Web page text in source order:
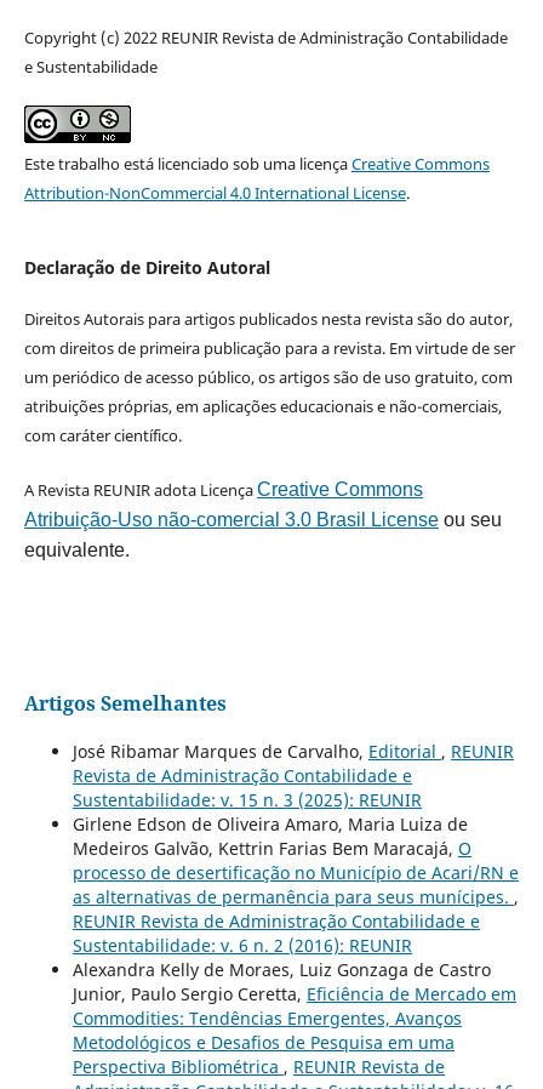
Copyright (c) 2022 REUNIR Revista de Administração Contabilidade
e Sustentabilidade
Este trabalho está licenciado sob uma licençaCreative Commons
Attribution-NonCommercial 4.0 International License.
Declaração de Direito Autoral
Direitos Autorais para artigos publicados nesta revista são do autor,
com direitos de primeira publicação para a revista. Em virtude de ser
um periódico de acesso público, os artigos são de uso gratuito, com
atribuições próprias, em aplicações educacionais e não-comerciais,
com caráter científico.
A Revista REUNIR adota LicençaCreative Commons
Atribuição-Uso não-comercial 3.0 Brasil Licenseou seu
equivalente.
Artigos Semelhantes
José Ribamar Marques de Carvalho, Editorial , REUNIR
Revista de Administração Contabilidade e
Sustentabilidade: v. 15 n. 3 (2025): REUNIR
Girlene Edson de Oliveira Amaro, Maria Luiza de
Medeiros Galvão, Kettrin Farias Bem Maracajá, O
processo de desertificação no Município de Acari/RN e
as alternativas de permanência para seus munícipes. ,
REUNIR Revista de Administração Contabilidade e
Sustentabilidade: v. 6 n. 2 (2016): REUNIR
Alexandra Kelly de Moraes, Luiz Gonzaga de Castro
Junior, Paulo Sergio Ceretta, Eficiência de Mercado em
Commodities: Tendências Emergentes, Avanços
Metodológicos e Desafios de Pesquisa em uma
Perspectiva Bibliométrica , REUNIR Revista de